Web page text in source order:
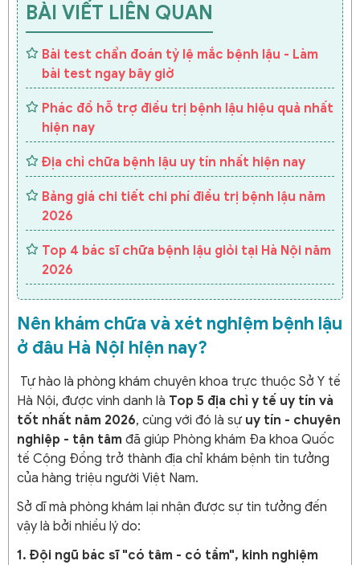
BÀI VIẾT LIÊN QUAN
Bài test chẩn đoán tỷ lệ mắc bệnh lậu - Làm
bài test ngay bây giờ
Phác đồ hỗ trợ điều trị bệnh lậu hiệu quả nhất
hiện nay
Địa chỉ chữa bệnh lậu uy tín nhất hiện nay
Bảng giá chi tiết chi phí điều trị bệnh lậu năm
2026
Top 4 bác sĩ chữa bệnh lậu giỏi tại Hà Nội năm
2026
Nên khám chữa và xét nghiệm bệnh lậu
ở đâu Hà Nội hiện nay?
Tự hào là phòng khám chuyên khoa trực thuộc Sở Y tế
Hà Nội, được vinh danh là Top 5 địa chỉ y tế uy tín và
tốt nhất năm 2026, cùng với đó là sự uy tín - chuyên
nghiệp - tận tâm đã giúp Phòng khám Đa khoa Quốc
tế Cộng Đồng trở thành địa chỉ khám bệnh tin tưởng
của hàng triệu người Việt Nam.
Sở dĩ mà phòng khám lại nhận được sự tin tưởng đến
vậy là bởi nhiều lý do:
1. Đội ngũ bác sĩ "có tâm - có tầm", kinh nghiệm